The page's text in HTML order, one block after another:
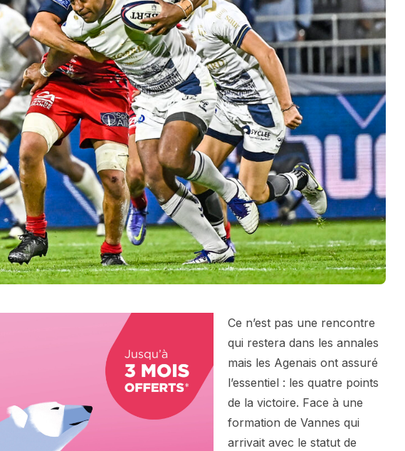
Ce n’est pas une rencontre
qui restera dans les annales
mais les Agenais ont assuré
l’essentiel : les quatre points
de la victoire. Face à une
formation de Vannes qui
arrivait avec le statut de